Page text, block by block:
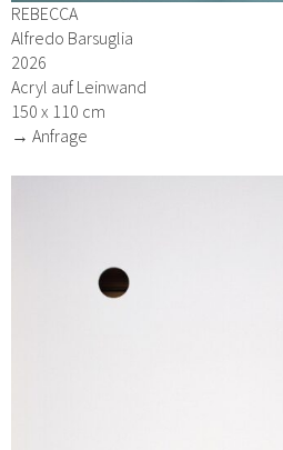
REBECCA
Alfredo Barsuglia
2026
Acryl auf Leinwand
150 x 110 cm
→ Anfrage